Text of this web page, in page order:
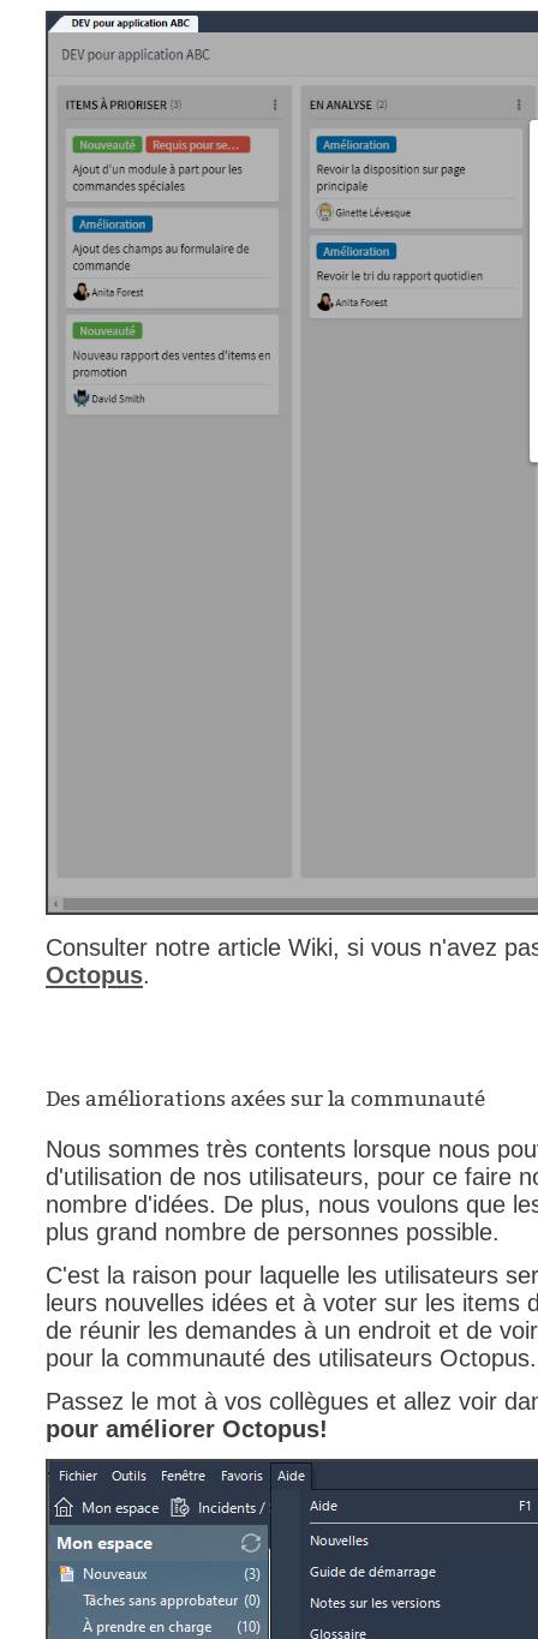
Consulter notre article Wiki, si vous n'avez
Octopus.
Des améliorations axées sur la communauté
Nous sommes très contents lorsque nous
d'utilisation de nos utilisateurs, pour ce faire
nombre d'idées. De plus, nous voulons que
plus grand nombre de personnes possible.
C'est la raison pour laquelle les utilisateurs
leurs nouvelles idées et à voter sur les items
de réunir les demandes à un endroit et de
pour la communauté des utilisateurs
Passez le mot à vos collègues et allez voir
pour améliorer Octopus!